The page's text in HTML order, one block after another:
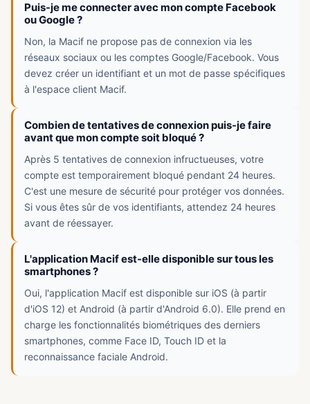
Puis-je me connecter avec mon compte Facebook
ou Google ?
Non, la Macif ne propose pas de connexion via les
réseaux sociaux ou les comptes Google/Facebook. Vous
devez créer un identifiant et un mot de passe spécifiques
à l'espace client Macif.
Combien de tentatives de connexion puis-je faire
avant que mon compte soit bloqué ?
Après 5 tentatives de connexion infructueuses, votre
compte est temporairement bloqué pendant 24 heures.
C'est une mesure de sécurité pour protéger vos données.
Si vous êtes sûr de vos identifiants, attendez 24 heures
avant de réessayer.
L'application Macif est-elle disponible sur tous les
smartphones ?
Oui, l'application Macif est disponible sur iOS (à partir
d'iOS 12) et Android (à partir d'Android 6.0). Elle prend en
charge les fonctionnalités biométriques des derniers
smartphones, comme Face ID, Touch ID et la
reconnaissance faciale Android.